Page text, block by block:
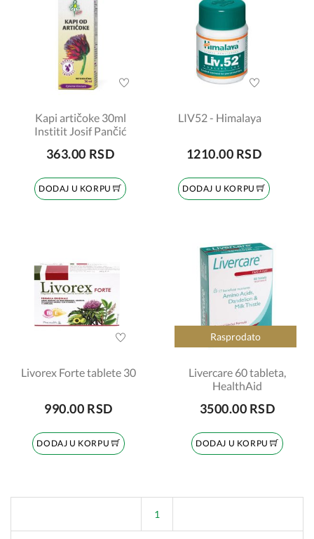
Kapi artičoke 30ml
Institit Josif Pančić
363.00 RSD
DODAJ U KORPU
LIV52 - Himalaya
1210.00 RSD
DODAJ U KORPU
Livorex Forte tablete 30
990.00 RSD
DODAJ U KORPU
Rasprodato
Livercare 60 tableta,
HealthAid
3500.00 RSD
DODAJ U KORPU
1